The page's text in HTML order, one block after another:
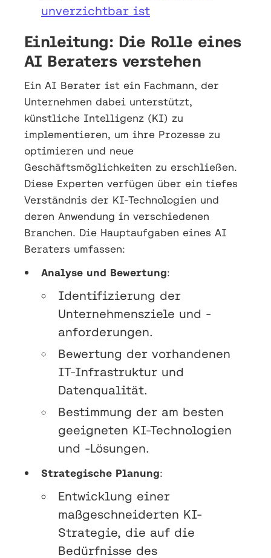
unverzichtbar ist
Einleitung: Die Rolle eines
AI Beraters verstehen
Ein AI Berater ist ein Fachmann, der
Unternehmen dabei unterstützt,
künstliche Intelligenz (KI) zu
implementieren, um ihre Prozesse zu
optimieren und neue
Geschäftsmöglichkeiten zu erschließen.
Diese Experten verfügen über ein tiefes
Verständnis der KI-Technologien und
deren Anwendung in verschiedenen
Branchen. Die Hauptaufgaben eines AI
Beraters umfassen:
Analyse und Bewertung:
Identifizierung der
Unternehmensziele und -
anforderungen.
Bewertung der vorhandenen
IT-Infrastruktur und
Datenqualität.
Bestimmung der am besten
geeigneten KI-Technologien
und -Lösungen.
Strategische Planung:
Entwicklung einer
maßgeschneiderten KI-
Strategie, die auf die
Bedürfnisse des